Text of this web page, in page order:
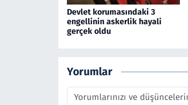
Devlet korumasındaki 3
engellinin askerlik hayali
gerçek oldu
Yorumlar